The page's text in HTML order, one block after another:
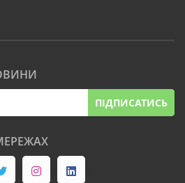
ПІДПИСАТИСЬ